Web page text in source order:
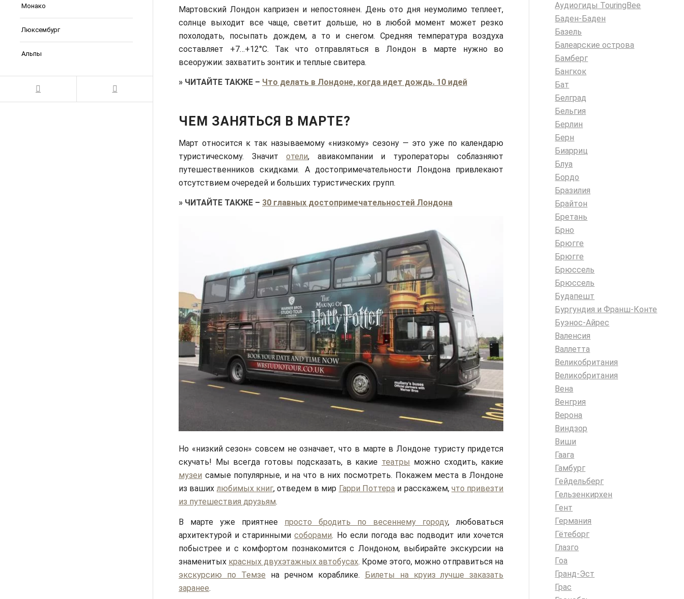
Монако
Люксембург
Альпы
Мартовский Лондон капризен и непостоянен. День ото дня неумолимо теплеет,
солнце выходит все чаще, светит дольше, но в любой момент может резко
похолодать, посыпать дождем, а то и снегом. Средняя температура воздуха
составляет +7…+12°С. Так что отправляться в Лондон в марте нужно во
всеоружии: захватить зонтик и теплые свитера.
» ЧИТАЙТЕ ТАКЖЕ – Что делать в Лондоне, когда идет дождь. 10 идей
ЧЕМ ЗАНЯТЬСЯ В МАРТЕ?
Март относится к так называемому «низкому» сезону — это уже по календарю
туристическому. Значитотели, авиакомпании и туроператоры соблазняют
путешественников скидками. А достопримечательности Лондона привлекают
отсутствием очередей и больших туристических групп.
» ЧИТАЙТЕ ТАКЖЕ – 30 главных достопримечательностей Лондона
Но «низкий сезон» совсем не означает, что в марте в Лондоне туристу придется
скучать! Мы всегда готовы подсказать, в какие театры можно сходить, какие
музеи самые популярные, и на что в них посмотреть. Покажем места в Лондоне
из ваших любимых книг, отведем в мир Гарри Поттераи расскажем,что привезти
из путешествия друзьям.
В марте уже приятнее просто бродить по весеннему городу, любоваться
архитектурой и стариннымисоборами. Но если погода вас подводит или хочется
побыстрее и с комфортом познакомится с Лондоном, выбирайте экскурсии на
знаменитых красных двухэтажных автобусах. Кроме этого, можно отправиться на
экскурсию по Темзе на речном кораблике. Билеты на круиз лучше заказать
заранее.
Аудиогиды TouringBee
Баден-Баден
Базель
Балеарские острова
Бамберг
Бангкок
Бат
Белград
Бельгия
Берлин
Берн
Биарриц
Блуа
Бордо
Бразилия
Брайтон
Бретань
Брно
Брюгге
Брюгге
Брюссель
Брюссель
Будапешт
Бургундия и Франш-Конте
Буэнос-Айрес
Валенсия
Валлетта
Великобритания
Великобритания
Вена
Венгрия
Верона
Виндзор
Виши
Гаага
Гамбург
Гейдельберг
Гельзенкирхен
Гент
Германия
Гётеборг
Глазго
Гоа
Гранд-Эст
Грас